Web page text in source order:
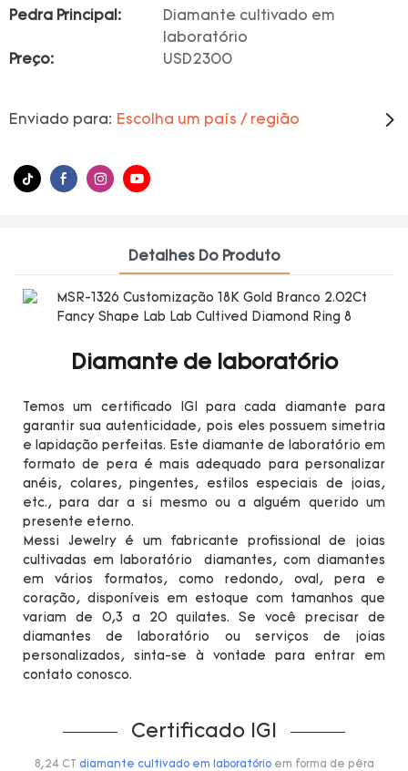
Pedra Principal:
Diamante cultivado em
laboratório
Preço:
USD2300
Enviado para: Escolha um país / região
Detalhes Do Produto
Diamante de laboratório
Temos um certificado IGI para cada diamante para
garantir sua autenticidade, pois eles possuem simetria
e lapidação perfeitas. Este diamante de laboratório em
formato de pera é mais adequado para personalizar
anéis, colares, pingentes, estilos especiais de joias,
etc., para dar a si mesmo ou a alguém querido um
presente eterno.
Messi Jewelry é um fabricante profissional de joias
cultivadas em laboratório diamantes, com diamantes
em vários formatos, como redondo, oval, pera e
coração, disponíveis em estoque com tamanhos que
variam de 0,3 a 20 quilates. Se você precisar de
diamantes de laboratório ou serviços de joias
personalizados, sinta-se à vontade para entrar em
contato conosco.
Certificado IGI
8,24 CT diamante cultivado em laboratórioem forma de pêra